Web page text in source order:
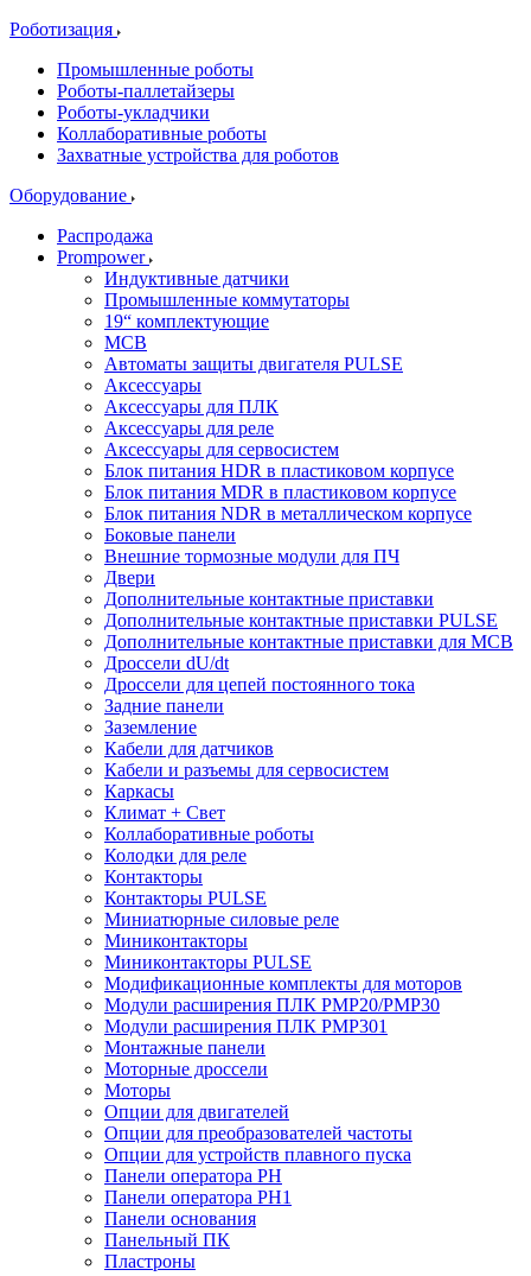
Роботизация
Промышленные роботы
Роботы-паллетайзеры
Роботы-укладчики
Коллаборативные роботы
Захватные устройства для роботов
Оборудование
Распродажа
Prompower
Индуктивные датчики
Промышленные коммутаторы
19“ комплектующие
MCB
Автоматы защиты двигателя PULSE
Аксессуары
Аксессуары для ПЛК
Аксессуары для реле
Аксессуары для сервосистем
Блок питания HDR в пластиковом корпусе
Блок питания MDR в пластиковом корпусе
Блок питания NDR в металлическом корпусе
Боковые панели
Внешние тормозные модули для ПЧ
Двери
Дополнительные контактные приставки
Дополнительные контактные приставки PULSE
Дополнительные контактные приставки для MCB
Дроссели dU/dt
Дроссели для цепей постоянного тока
Задние панели
Заземление
Кабели для датчиков
Кабели и разъемы для сервосистем
Каркасы
Климат + Свет
Коллаборативные роботы
Колодки для реле
Контакторы
Контакторы PULSE
Миниатюрные силовые реле
Миниконтакторы
Миниконтакторы PULSE
Модификационные комплекты для моторов
Модули расширения ПЛК PMP20/PMP30
Модули расширения ПЛК PMP301
Монтажные панели
Моторные дроссели
Моторы
Опции для двигателей
Опции для преобразователей частоты
Опции для устройств плавного пуска
Панели оператора PH
Панели оператора PH1
Панели основания
Панельный ПК
Пластроны